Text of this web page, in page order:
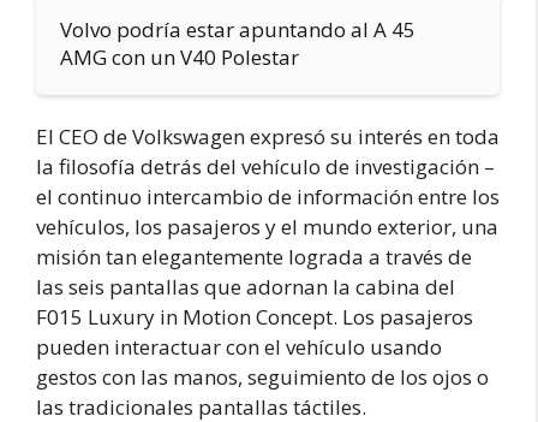
Volvo podría estar apuntando al A 45
AMG con un V40 Polestar
El CEO de Volkswagen expresó su interés en toda
la filosofía detrás del vehículo de investigación –
el continuo intercambio de información entre los
vehículos, los pasajeros y el mundo exterior, una
misión tan elegantemente lograda a través de
las seis pantallas que adornan la cabina del
F015 Luxury in Motion Concept. Los pasajeros
pueden interactuar con el vehículo usando
gestos con las manos, seguimiento de los ojos o
las tradicionales pantallas táctiles.